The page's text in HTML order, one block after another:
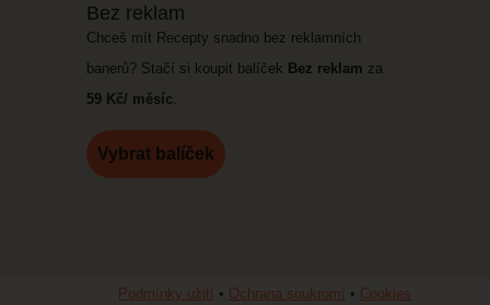
Bez reklam
Chceš mít Recepty snadno bez reklamních
banerů? Stačí si koupit balíček Bez reklam za
59 Kč/ měsíc.
Vybrat balíček
Podmínky užití • Ochrana soukromí • Cookies